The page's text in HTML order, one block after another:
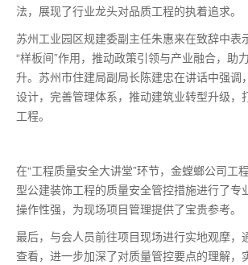
法，展现了行业龙头对品质工程的执着追求。
苏州工业园区规建委副主任朱惠来在致辞中表
“样板间”作用，推动政策引领与产业融合，助
升。苏州市住建局副局长陈建忠在讲话中强调
设计，完善管理体系，推动建筑业转型升级，
工程。
在“工程质量安全大讲堂”环节，金螳螂公司工
型公建装饰工程的质量安全管控措施进行了专
操作性强，为现场项目管理提供了宝贵参考。
最后，与会人员前往项目现场进行实地观摩，
查看，进一步加深了对质量管控要点的理解，